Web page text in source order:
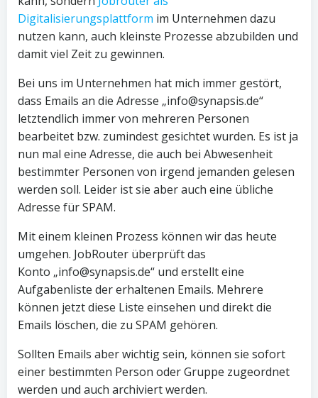
Digitalisierungsplattform im Unternehmen dazu
nutzen kann, auch kleinste Prozesse abzubilden und
damit viel Zeit zu gewinnen.
Bei uns im Unternehmen hat mich immer gestört,
dass Emails an die Adresse „info@synapsis.de“
letztendlich immer von mehreren Personen
bearbeitet bzw. zumindest gesichtet wurden. Es ist ja
nun mal eine Adresse, die auch bei Abwesenheit
bestimmter Personen von irgend jemanden gelesen
werden soll. Leider ist sie aber auch eine übliche
Adresse für SPAM.
Mit einem kleinen Prozess können wir das heute
umgehen. JobRouter überprüft das
Konto „info@synapsis.de“ und erstellt eine
Aufgabenliste der erhaltenen Emails. Mehrere
können jetzt diese Liste einsehen und direkt die
Emails löschen, die zu SPAM gehören.
Sollten Emails aber wichtig sein, können sie sofort
einer bestimmten Person oder Gruppe zugeordnet
werden und auch archiviert werden.